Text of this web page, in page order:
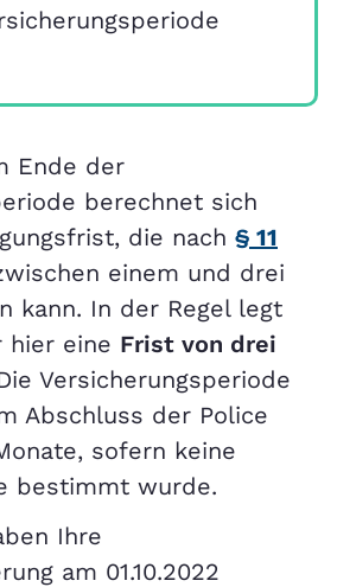
Ende der
berechnet sich
die nach § 11
einem und drei
kann. In der Regel legt
hier eine Frist von drei
Versicherungsperiode
Abschluss der Police
sofern keine
bestimmt wurde.
Ihre
am 01.10.2022